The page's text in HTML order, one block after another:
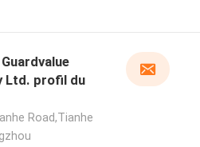
Ltd. profil du
Road,Tianhe